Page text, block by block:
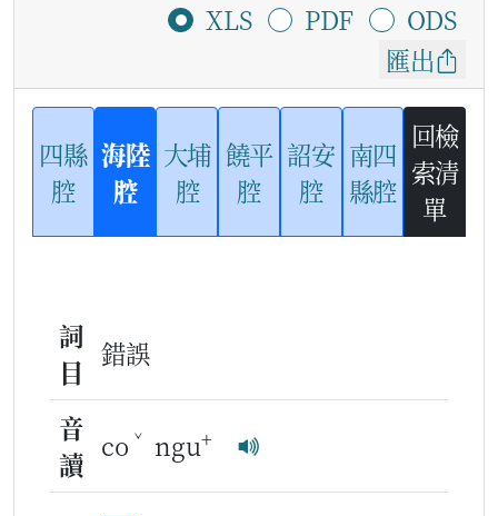
XLS
PDF
ODS
匯出
四縣
腔
海陸
腔
大埔
腔
饒平
腔
詔安
腔
南四
縣腔
回檢
索清
單
詞
目
錯誤
音
讀
co ˇ ngu+